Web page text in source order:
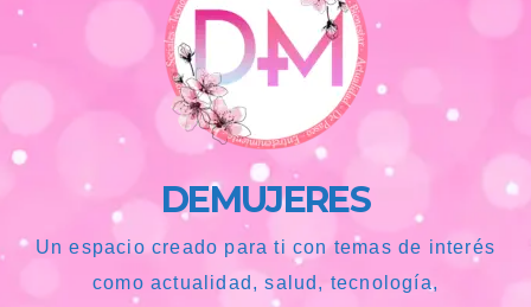
DEMUJERES
Un espacio creado para ti con temas de interés
como actualidad, salud, tecnología,